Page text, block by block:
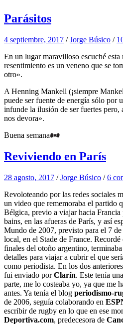
Parásitos
4 septiembre, 2017 /Jorge Búsico /
En un lugar maravilloso escuché
resentimiento es un veneno que se
otro».
A Henning Mankell (¡siempre
puede ser fuente de energía sólo por
infunde la ilusión de ser fuertes pero,
nos devora».
Buena semana
Reviviendo en París
28 agosto, 2017 /Jorge Búsico /6
Revoloteando por las redes sociales
un video que rememoraba el partido
Bélgica, previo a viajar hacia Francia
bains, en las afueras de París, y así
Mundo de 2007, previsto para el 7
local, en el Stade de France. Recordé
finales del otoño argentino,
detalles para viajar a cubrir el que
como periodista. En los dos
fui enviado porClarín. Este tenía
parte, me lo costeaba yo, ya que me
antes. Ya tenía el blog periodismo-
de 2006, seguía colaborando en
escribir de rugby en lo que en ese
Deportiva.com, predecesora de